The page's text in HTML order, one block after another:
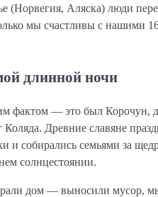
(Норвегия, Аляска) люди
мы счастливы с нашими
длинной ночи
фактом — это был Корочун,
Древние славяне
и собирались семьями за
солнцестоянии.
дом — выносили мусор,